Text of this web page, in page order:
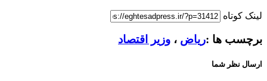
لینک کوتاه
برچسب ها :ریاض ، وزیر اقتصاد
ارسال نظر شما